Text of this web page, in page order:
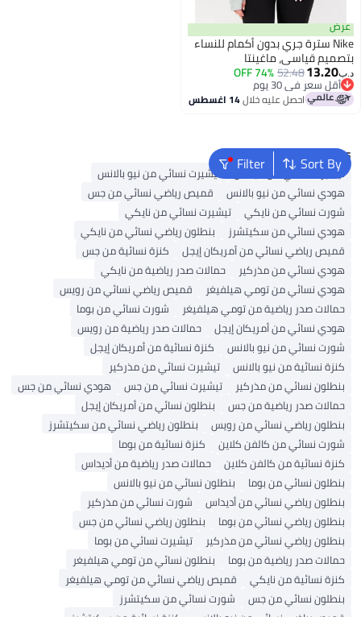
عرض
Nike سترة جري بدون أكمام للنساء
بتصميم قياسي، ماغينتا
د.ب‏13.20
52.48
74% OFF
أقل سعر في 30 يوم
أقل سعر في 30 يوماحصل عليه خلال14 اغسطس
Sort By
FilterPopular Searches
تيشيرت نسائي من أديداس
تيشيرت نسائي من نيو بالانس
هودي نسائي من نيو بالانس
قميص رياضي نسائي من جس
شورت نسائي من نايكي
تيشيرت نسائي من نايكي
هودي نسائي من سكيتشرز
بنطلون رياضي نسائي من نايكي
قميص رياضي نسائي من أمريكان إيجل
كنزة نسائية من جس
هودي نسائي من مذركير
حمالات صدر رياضية من نايكي
هودي نسائي من تومي هيلفيغر
قميص رياضي نسائي من رويس
حمالات صدر رياضية من تومي هيلفيغر
شورت نسائي من بوما
هودي نسائي من أمريكان إيجل
حمالات صدر رياضية من رويس
شورت نسائي من نيو بالانس
كنزة نسائية من أمريكان إيجل
كنزة نسائية من نيو بالانس
تيشيرت نسائي من مذركير
بنطلون نسائي من مذركير
تيشيرت نسائي من جس
هودي نسائي من جس
حمالات صدر رياضية من جس
بنطلون نسائي من أمريكان إيجل
بنطلون رياضي نسائي من رويس
بنطلون رياضي نسائي من سكيتشرز
شورت نسائي من كالفن كلاين
كنزة نسائية من بوما
كنزة نسائية من كالفن كلاين
حمالات صدر رياضية من أديداس
بنطلون نسائي من بوما
بنطلون نسائي من نيو بالانس
بنطلون رياضي نسائي من أديداس
شورت نسائي من مذركير
بنطلون رياضي نسائي من بوما
بنطلون رياضي نسائي من جس
بنطلون رياضي نسائي من مذركير
تيشيرت نسائي من بوما
حمالات صدر رياضية من بوما
بنطلون نسائي من تومي هيلفيغر
كنزة نسائية من نايكي
قميص رياضي نسائي من تومي هيلفيغر
بنطلون نسائي من جس
شورت نسائي من سكيتشرز